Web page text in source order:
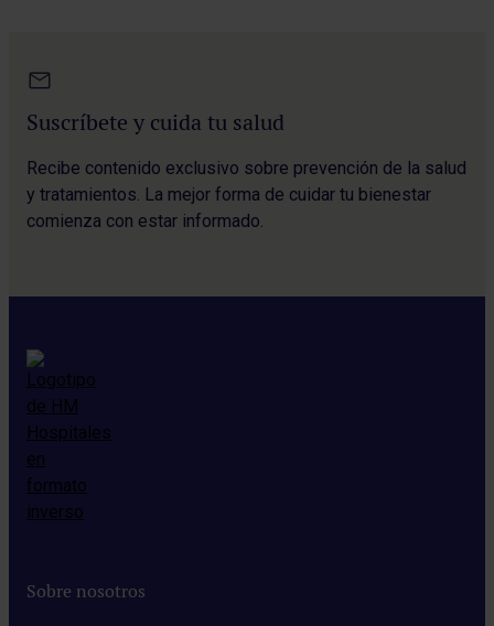
Suscríbete y cuida tu salud
Recibe contenido exclusivo sobre prevención de la salud
y tratamientos. La mejor forma de cuidar tu bienestar
comienza con estar informado.
Sobre nosotros